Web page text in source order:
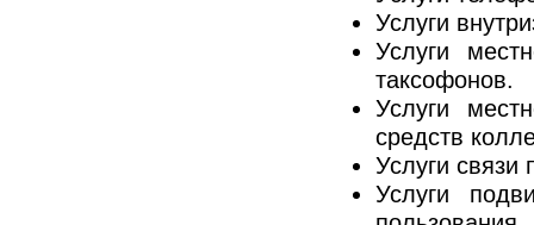
Услуги
Услуги
таксофонов.
Услуги
средств
Услуги связи
Услуги